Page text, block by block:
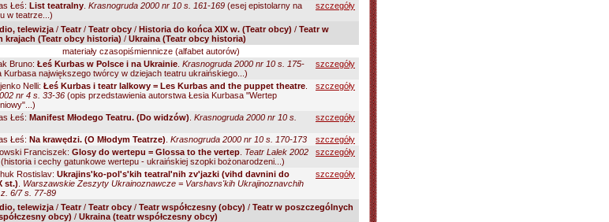
Łeś: List teatralny Krasnogruda 2000 nr 10 s. 161-169 (esej epistolarny na
w teatrze...)
szczegóły
telewizja / Teatr / Teatr obcy / Historia do końca XIX w. (Teatr obcy) / Teatr w
krajach (Teatr obcy historia) / Ukraina (Teatr obcy historia)
materiały czasopiśmiennicze (alfabet autorów)
Bruno: Łeś Kurbas w Polsce i na Ukrainie Krasnogruda 2000 nr 10 s. 175-
Kurbasa największego twórcy w dziejach teatru ukraińskiego...)
szczegóły
Nelli: Łeś Kurbas i teatr lalkowy = Les Kurbas and the puppet theatre
nr 4 s. 33-36 (opis przedstawienia autorstwa Łesia Kurbasa "Wertep
szczegóły
Łeś: Manifest Młodego Teatru. (Do widzów) Krasnogruda 2000 nr 10 s.
szczegóły
Łeś: Na krawędzi. (O Młodym Teatrze) Krasnogruda 2000 nr 10 s. 170-173
szczegóły
Franciszek: Glosy do wertepu = Glossa to the vertep Teatr Lalek 2002
(historia i cechy gatunkowe wertepu - ukraińskiej szopki bożonarodzeni...)
szczegóły
Rostislav: Ukrajins'ko-pol's'kih teatral'nih zv'jazki (vihd davnini do
st.)
Warszawskie Zeszyty Ukrainoznawcze = Varshavs'kih Ukrajinoznavchih
6/7 s. 77-89
szczegóły
telewizja / Teatr / Teatr obcy / Teatr współczesny (obcy) / Teatr w poszczególnych
obcy) / Ukraina (teatr współczesny obcy)